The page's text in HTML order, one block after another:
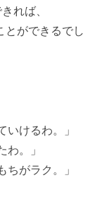
れば、
とができるでし
けるわ。」
。」
がラク。」